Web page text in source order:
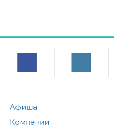
Афиша
Компании